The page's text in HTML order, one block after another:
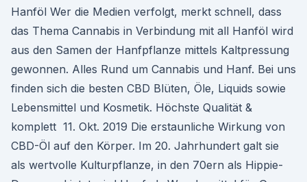
Hanföl Wer die Medien verfolgt, merkt schnell, dass
das Thema Cannabis in Verbindung mit all Hanföl wird
aus den Samen der Hanfpflanze mittels Kaltpressung
gewonnen. Alles Rund um Cannabis und Hanf. Bei uns
finden sich die besten CBD Blüten, Öle, Liquids sowie
Lebensmittel und Kosmetik. Höchste Qualität &
komplett 11. Okt. 2019 Die erstaunliche Wirkung von
CBD-Öl auf den Körper. Im 20. Jahrhundert galt sie
als wertvolle Kulturpflanze, in den 70ern als Hippie-